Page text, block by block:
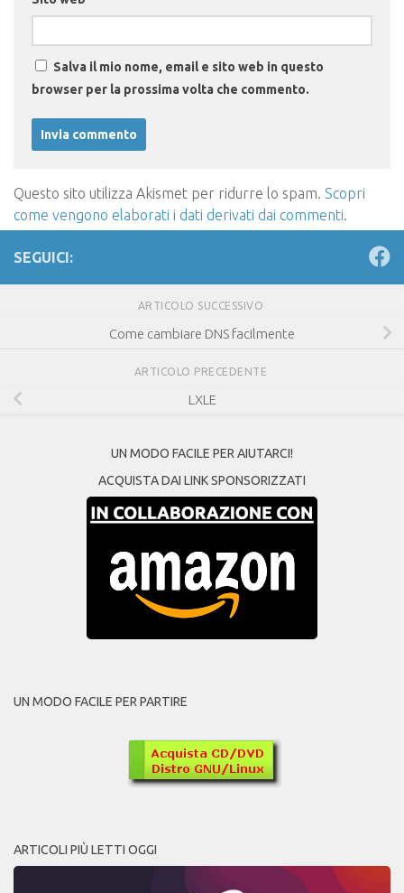
Salva il mio nome, email e sito web in questo
browser per la prossima volta che commento.
Questo sito utilizza Akismet per ridurre lo spam. Scopri
come vengono elaborati i dati derivati dai commenti
SEGUICI:
ARTICOLO SUCCESSIVO
Come cambiare DNS facilmente
ARTICOLO PRECEDENTE
LXLE
UN MODO FACILE PER AIUTARCI!
ACQUISTA DAI LINK SPONSORIZZATI
UN MODO FACILE PER PARTIRE
ARTICOLI PIÙ LETTI OGGI